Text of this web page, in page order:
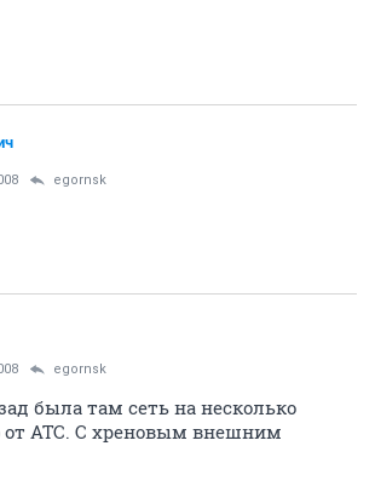
egornsk
egornsk
была там сеть на несколько
от АТС. С хреновым внешним